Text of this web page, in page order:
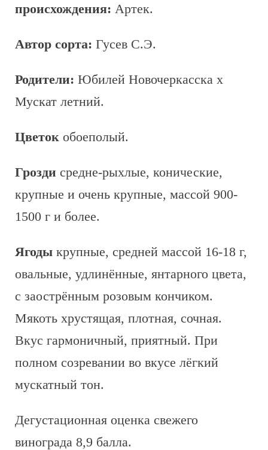
происхождения: Артек.
Автор сорта: Гусев С.Э.
Родители: Юбилей Новочеркасска x
Мускат летний.
Цветок обоеполый.
Грозди средне-рыхлые, конические,
крупные и очень крупные, массой 900-
1500 г и более.
Ягоды крупные, средней массой 16-18 г,
овальные, удлинённые, янтарного цвета,
с заострённым розовым кончиком.
Мякоть хрустящая, плотная, сочная.
Вкус гармоничный, приятный. При
полном созревании во вкусе лёгкий
мускатный тон.
Дегустационная оценка свежего
винограда 8,9 балла.